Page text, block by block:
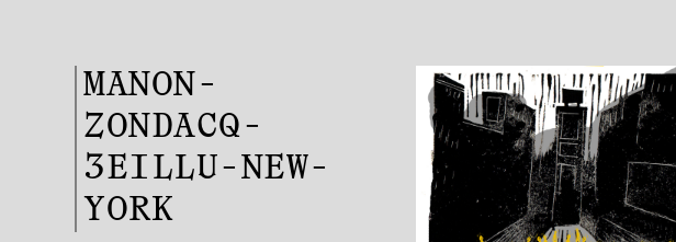
MANON-
ZONDACQ-
3EILLU-NEW-
YORK